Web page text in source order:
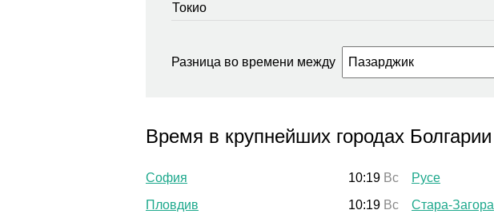
Токио
Разница во времени между
Время в крупнейших городах Болгарии
София 10:19 Вс
Пловдив
10:19 Вс
Русе
Стара-Загора